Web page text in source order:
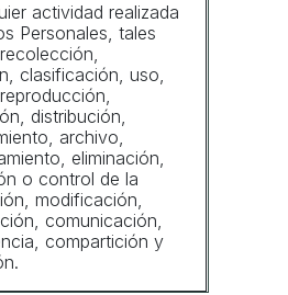
actividad realizada
Personales, tales
clasificación, uso,
distribución,
archivo,
eliminación,
o control de la
modificación,
comunicación,
compartición y